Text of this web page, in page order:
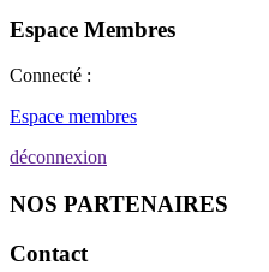
Espace Membres
Connecté :
Espace membres
déconnexion
NOS PARTENAIRES
Contact